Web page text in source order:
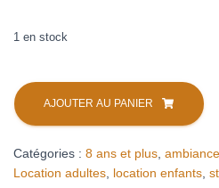
1 en stock
quantité
de
Maudit
dit
(location)
AJOUTER AU PANIER
Catégories : 8 ans et plus ambiance
Location adultes location enfants